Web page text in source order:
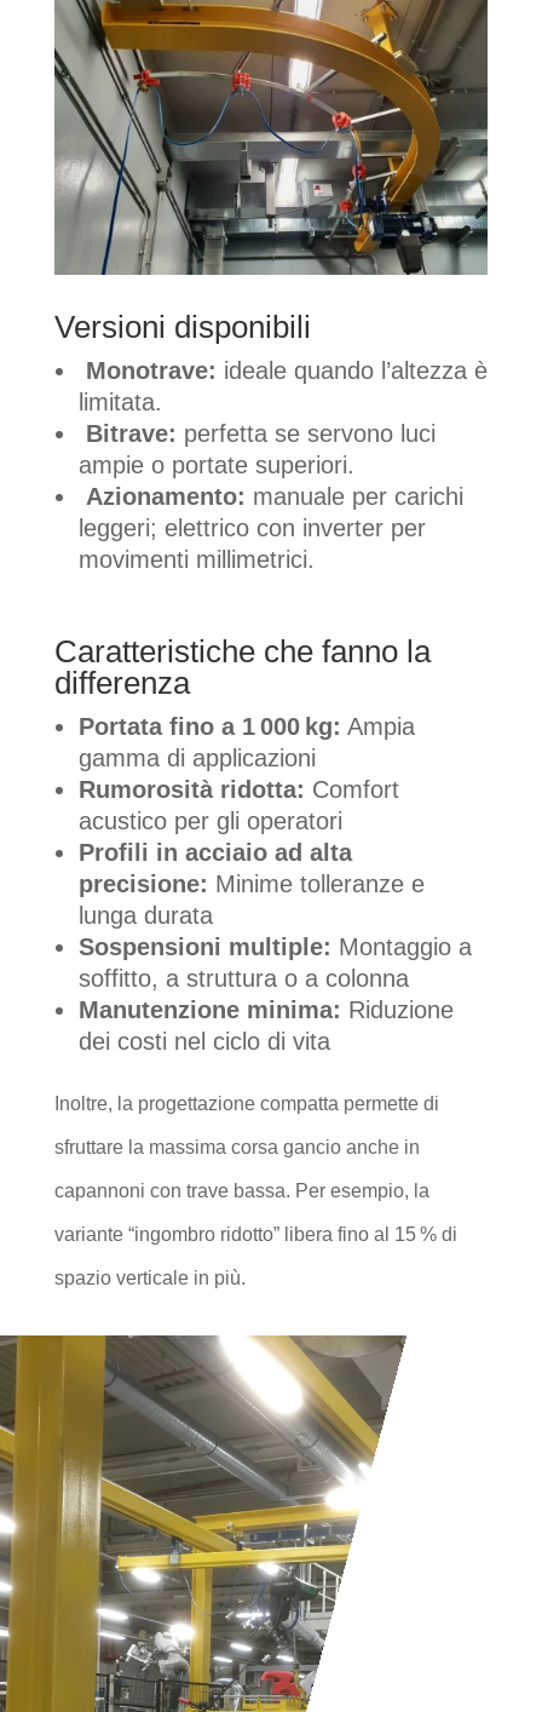
Versioni disponibili
Monotrave: ideale quando l’altezza è
limitata.
Bitrave: perfetta se servono luci
ampie o portate superiori.
Azionamento: manuale per carichi
leggeri; elettrico con inverter per
movimenti millimetrici.
Caratteristiche che fanno la
differenza
Portata fino a 1 000 kg: Ampia
gamma di applicazioni
Rumorosità ridotta: Comfort
acustico per gli operatori
Profili in acciaio ad alta
precisione: Minime tolleranze e
lunga durata
Sospensioni multiple: Montaggio a
soffitto, a struttura o a colonna
Manutenzione minima: Riduzione
dei costi nel ciclo di vita
Inoltre, la progettazione compatta permette di
sfruttare la massima corsa gancio anche in
capannoni con trave bassa. Per esempio, la
variante “ingombro ridotto” libera fino al 15 % di
spazio verticale in più.
PERSONALIZZAZIONE
E PROGETTAZIONE
SU MISURA
Movintech studia ogni esigenza con
attenzione. Il nostro team progetta impianti